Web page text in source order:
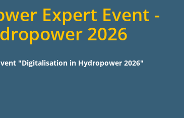
Expert Event -
2026
"Digitalisation in Hydropower 2026"